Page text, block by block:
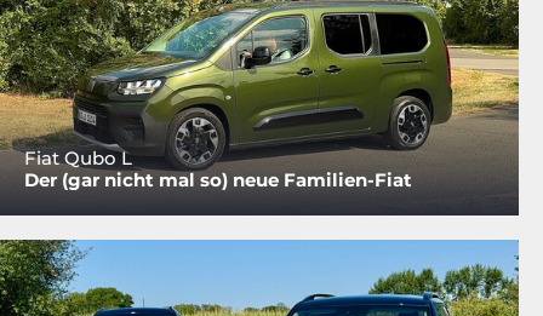
Fiat Qubo L
Der (gar nicht mal so) neue Familien-Fiat